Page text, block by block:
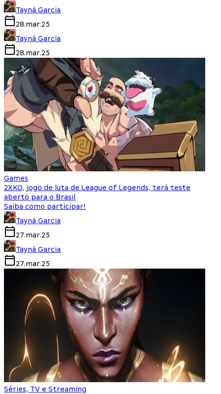
Tayná Garcia
28.mar.25
Tayná Garcia
28.mar.25
Games
2XKO, jogo de luta de League of Legends, terá teste
aberto para o Brasil
Saiba como participar!
Tayná Garcia
27.mar.25
Tayná Garcia
27.mar.25
Séries, TV e Streaming